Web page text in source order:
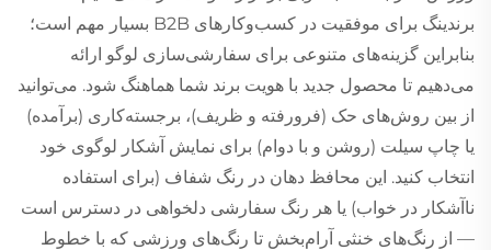
برندینگ برای موفقیت در کسب‌وکارهای B2B بسیار مهم است؛
بنابراین گزینه‌های متنوعی برای سفارشی‌سازی لوگو ارائه
می‌دهیم تا محصول جدید با هویت برند شما هماهنگ شود. می‌توانید
از بین روش‌های حک (فرورفته و ظریف)، برجسته‌کاری (برآمده)
یا چاپ سیلت (روشن و با دوام) برای نمایش آشکار لوگوی خود
انتخاب کنید. این محافظ دهان در رنگ شفاف (برای استفاده
ناآشکار در خواب) یا هر رنگ سفارشی دلخواهی در دسترس است
— از رنگ‌های خنثی آرام‌بخش تا رنگ‌های ورزشی که با خطوط